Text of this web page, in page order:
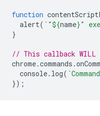
function
alert( `"${name}"
}
// This callback WILL
chrome.commands .
console. log(
});